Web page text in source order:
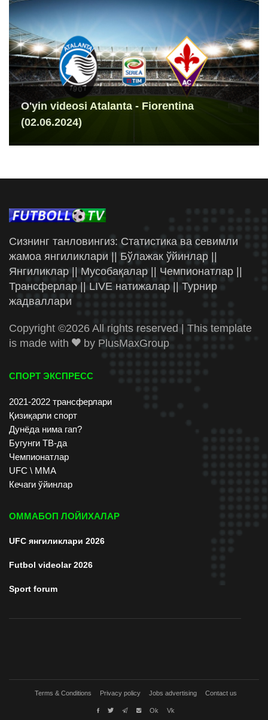
O'yin videosi Atalanta - Fiorentina
(02.06.2024)
Сизнинг танловингиз: Статистика ва севимли
жамоа янгиликлари || Бўлажак ўйинлар ||
Янгиликлар || Мусобақалар || Чемпионатлар ||
Трансферлар || LIVE натижалар || Турнир
жадваллари
Copyright ©2026 All rights reserved | This template
is made with
by PlusMaxGroup
СПОРТ ЭКСПРЕСС
2021-2022 трансферлари
Қизиқарли спорт
Дунёда нима гап?
Бугунги ТВ-да
Чемпионатлар
UFC \ ММА
Кечаги ўйинлар
ОММАБОП ЛОЙИХАЛАР
UFC янгиликлари 2026
Futbol videolar 2026
Sport forum
Terms & Conditions Privacy policy Jobs advertising Contact us
Ok Vk